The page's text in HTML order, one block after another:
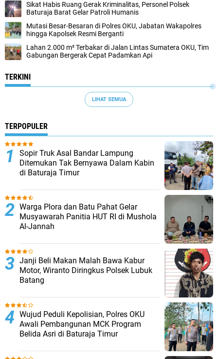
Sikat Habis Ruang Gerak Kriminalitas, Personel Polsek
Baturaja Barat Gelar Patroli Humanis
Mutasi Besar-Besaran di Polres OKU, Jabatan Wakapolres
hingga Kapolsek Resmi Berganti
Lahan 2.000 m² Terbakar di Jalan Lintas Sumatera OKU, Tim
Gabungan Bergerak Cepat Padamkan Api
TERKINI
LIHAT SEMUA
TERPOPULER
Sopir Truk Asal Bandar Lampung
Ditemukan Tak Bernyawa Dalam Kabin
di Baturaja Timur
Warga Plora dan Batu Pahat Gelar
Musyawarah Panitia HUT RI di Mushola
Al-Jannah
Janji Beli Makan Malah Bawa Kabur
Motor, Wiranto Diringkus Polsek Lubuk
Batang
Wujud Peduli Kepolisian, Polres OKU
Awali Pembangunan MCK Program
Belida Asri di Baturaja Timur